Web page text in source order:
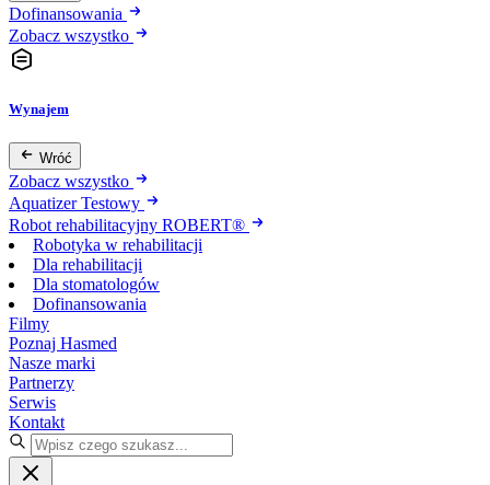
Dofinansowania
Zobacz wszystko
Wynajem
Wróć
Zobacz wszystko
Aquatizer Testowy
Robot rehabilitacyjny ROBERT®
Robotyka w rehabilitacji
Dla rehabilitacji
Dla stomatologów
Dofinansowania
Filmy
Poznaj Hasmed
Nasze marki
Partnerzy
Serwis
Kontakt